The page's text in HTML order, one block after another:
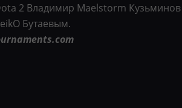
2 Владимир Maelstorm Кузьминов
Бутаевым.